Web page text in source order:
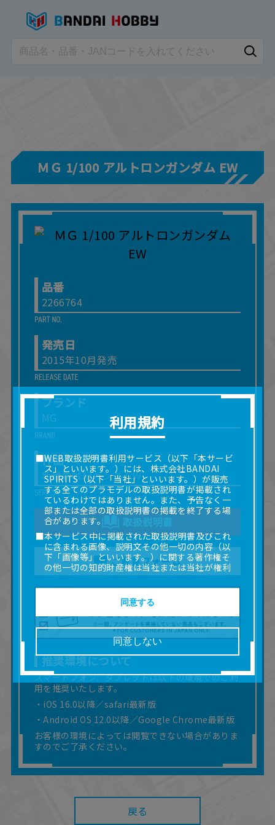
ＭＧ 1/100 アルトロンガンダム EW
品番
2266764
発売日
2015年10月発売
ブランド
MG
作品
新機動戦記ガンダムW
取扱説明書
ご意見フォーム
推奨環境について
スマートフォン、タブレットは以下の環境でのご利
用を推奨いたします。
・iOS 16.0以降／safari最新版
・Android OS 12.0以降／Google Chrome最新版
お客様の環境によっては閲覧できない場合がありま
すのでご了承ください。
戻る
利用規約
■WEB取扱説明書利用サービス（以下「本サービ
ス」といいます。）には、株式会社BANDAI
SPIRITS（以下「当社」といいます。）が販売
する全てのプラモデルの取扱説明書が掲載され
ているわけではありません。また、予告なく一
部または全部の取扱説明書の掲載を終了する場
合があります。
■本サービス中に掲載された取扱説明書及びこれ
に含まれる画像、説明文その他一切の内容（以
下「画像等」といいます。）に関する著作権そ
の他一切の知的財産権は当社または当社が権利
の許諾を受ける第三者に帰属します。
使用（本サービス内の意見投稿の目的での画像
等の利用を含みます。）を超えて使用（複製、
複写、改変、掲示、頒布、配信、販売、出版等
を含むがこれに限りません。）することは禁止
■掲載している取扱説明書は、お客様が購入され
た商品に同梱されたものと異なる場合がありま
す。
■対象商品仕様の変更などにより、取扱説明書の
内容は予告なく変更される場合があります。
■当社は、取扱説明書の正確性確保に努めており
ますが、取扱説明書の完全性を保証するもので
はありません。
ご利用いただけない場合があります。
また、本サイトを利用したことによって、利用
同意しない
同意する